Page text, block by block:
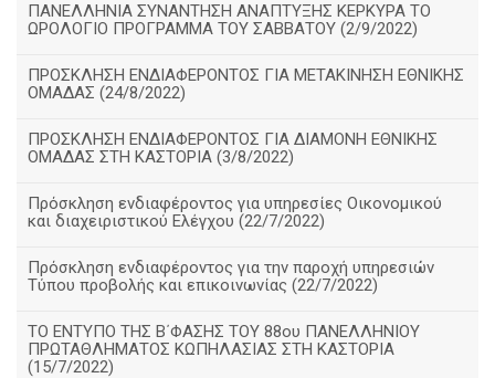
ΠΑΝΕΛΛΗΝΙΑ ΣΥΝΑΝΤΗΣΗ ΑΝΑΠΤΥΞΗΣ ΚΕΡΚΥΡΑ ΤΟ
ΩΡΟΛΟΓΙΟ ΠΡΟΓΡΑΜΜΑ ΤΟΥ ΣΑΒΒΑΤΟΥ (2/9/2022)
ΠΡΟΣΚΛΗΣΗ ΕΝΔΙΑΦΕΡΟΝΤΟΣ ΓΙΑ ΜΕΤΑΚΙΝΗΣΗ ΕΘΝΙΚΗΣ
ΟΜΑΔΑΣ (24/8/2022)
ΠΡΟΣΚΛΗΣΗ ΕΝΔΙΑΦΕΡΟΝΤΟΣ ΓΙΑ ΔΙΑΜΟΝΗ ΕΘΝΙΚΗΣ
ΟΜΑΔΑΣ ΣΤΗ ΚΑΣΤΟΡΙΑ (3/8/2022)
Πρόσκληση ενδιαφέροντος για υπηρεσίες Οικονομικού
και διαχειριστικού Ελέγχου (22/7/2022)
Πρόσκληση ενδιαφέροντος για την παροχή υπηρεσιών
Τύπου προβολής και επικοινωνίας (22/7/2022)
ΤΟ ΕΝΤΥΠΟ ΤΗΣ Β΄ΦΑΣΗΣ ΤΟΥ 88ου ΠΑΝΕΛΛΗΝΙΟΥ
ΠΡΩΤΑΘΛΗΜΑΤΟΣ ΚΩΠΗΛΑΣΙΑΣ ΣΤΗ ΚΑΣΤΟΡΙΑ
(15/7/2022)